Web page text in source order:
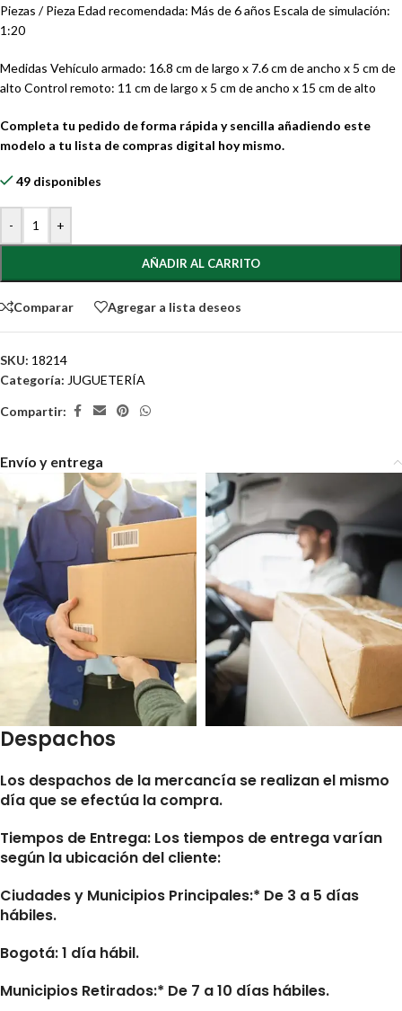
Piezas / Pieza Edad recomendada: Más de 6 años Escala de simulación:
1:20
Medidas Vehículo armado: 16.8 cm de largo x 7.6 cm de ancho x 5 cm de
alto Control remoto: 11 cm de largo x 5 cm de ancho x 15 cm de alto
Completa tu pedido de forma rápida y sencilla añadiendo este
modelo a tu lista de compras digital hoy mismo.
49 disponibles
- +
AÑADIR AL CARRITO
Comparar Agregar a lista deseos
SKU: 18214
Categoría: JUGUETERÍA
Compartir:
Envío y entrega
Despachos
Los despachos de la mercancía se realizan el mismo
día que se efectúa la compra.
Tiempos de Entrega: Los tiempos de entrega varían
según la ubicación del cliente:
Ciudades y Municipios Principales:* De 3 a 5 días
hábiles.
Bogotá: 1 día hábil.
Municipios Retirados:* De 7 a 10 días hábiles.